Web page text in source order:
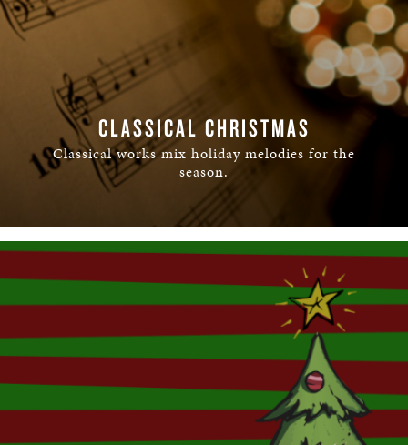
CLASSICAL CHRISTMAS
Classical works mix holiday melodies for the
season.